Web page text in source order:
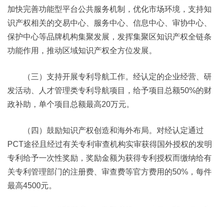
加快完善功能型平台公共服务机制，优化市场环境，支持知
识产权相关的交易中心、服务中心、信息中心、审协中心、
保护中心等品牌机构集聚发展，发挥集聚区知识产权全链条
功能作用，推动区域知识产权全方位发展。
（三）支持开展专利导航工作。经认定的企业经营、研
发活动、人才管理类专利导航项目，给予项目总额50%的财
政补助，单个项目总额最高20万元。
（四）鼓励知识产权创造和海外布局。对经认定通过
PCT途径且经过有关专利审查机构实审获得国外授权的发明
专利给予一次性奖励，奖励金额为获得专利授权而缴纳给有
关专利管理部门的注册费、审查费等官方费用的50%，每件
最高4500元。